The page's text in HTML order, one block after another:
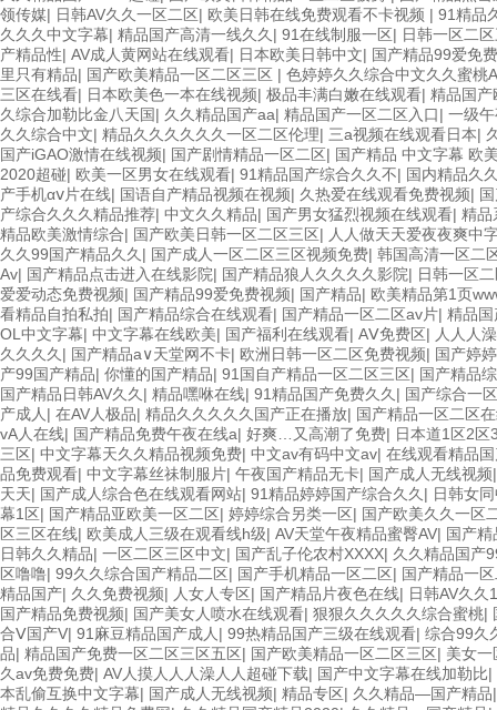
领传媒| 日韩AV久久一区二区| 欧美日韩在线免费观看不卡视频 | 91精品
久久久中文字幕| 精品国产高清一线久久 | 91在线制服一区| 日韩一区二
产精品性| AV成人黄网站在线观看| 日本欧美日韩中文| 国产精品99爱免
里只有精品| 国产欧美精品一区二区三区 | 色婷婷久久综合中文久久蜜桃
三区在线看| 日本欧美色一本在线视频| 极品丰满白嫩在线观看| 精品国产
久综合加勒比金八天国| 久久精品国产aa| 精品国产一区二区入口| 一级
久久综合中文| 精品久久久久久久一区二区伦理| 三a视频在线观看日本|
国产iGAO激情在线视频| 国产剧情精品一区二区| 国产精品 中文字幕 欧
2020超碰| 欧美一区男女在线观看| 91精品国产综合久久不| 国内精品久
产手机αⅴ片在线| 国语自产精品视频在视频| 久热爱在线观看免费视频|
产综合久久久精品推荐| 中文久久精品| 国产男女猛烈视频在线观看| 精品
精品欧美激情综合| 国产欧美日韩一区二区三区| 人人做天天爱夜夜爽中
久久99国产精品久久 | 国产成人一区二区三区视频免费| 韩国高清一区二
Av| 国产精品点击进入在线影院| 国产精品狼人久久久久影院| 日韩一区
爱爱动态免费视频| 国产精品99爱免费视频| 国产精品| 欧美精品第1页
看精品自拍私拍| 国产精品综合在线观看| 国产精品一区二区av片| 精品
OL中文字幕| 中文字幕在线欧美| 国产福利在线观看| AⅤ免费区| 人人人
久久久久 | 国产精品а∨天堂网不卡| 欧洲日韩一区二区免费视频| 国产婷
产99国产精品| 你懂的国产精品| 91国自产精品一区二区三区| 国产精品
国产精品日韩AV久久 | 精品嘿咻在线| 91精品国产免费久久 | 国产综合一
产成人 | 在AV人极品| 精品久久久久久国产正在播放| 国产精品一区二区
vA人在线| 国产精品免费午夜在线a| 好爽…又高潮了免费| 日本道1区2区
三区| 中文字幕天久久精品视频免费| 中文av有码中文av| 在线观看精品
品免费观看| 中文字幕丝祙制服片| 午夜国产精品无卡| 国产成人无线视频
天天| 国产成人综合色在线观看网站| 91精品婷婷国产综合久久 | 日韩女
幕1区| 国产精品亚欧美一区二区| 婷婷综合另类一区| 国产欧美久久一区
区三区在线| 欧美成人三级在观看线h级| AV天堂午夜精品蜜臀AV| 国产
日韩久久精品| 一区二区三区中文| 国产乱子伦农村XXXX| 久久精品国产
区噜噜| 99久久综合国产精品二区| 国产手机精品一区二区| 国产精品一
精品国产| 久久免费视频| 人女人专区| 国产精品片夜色在线| 日韩AV久久
国产精品免费视频| 国产美女人喷水在线观看| 狠狠久久久久久综合蜜桃|
合Ⅴ国产V| 91麻豆精品国产成人 | 99热精品国产三级在线观看| 综合99久
品| 精品国产免费一区二区三区五区| 国产欧美精品一区二区三区| 美女一
久av免费免费| AV人摸人人人澡人人超碰下载| 国产中文字幕在线加勒比|
本乱偷互换中文字幕| 国产成人无线视频| 精品专区| 久久精品—国产精品